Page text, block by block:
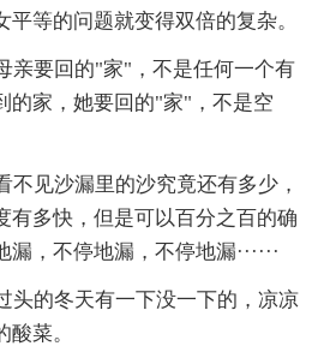
等的问题就变得双倍的复杂。
亲要回的"家"，不是任何一个有
的家，她要回的"家"，不是空
不见沙漏里的沙究竟还有多少，
有多快，但是可以百分之百的确
，不停地漏，不停地漏······
头的冬天有一下没一下的，凉凉
菜。